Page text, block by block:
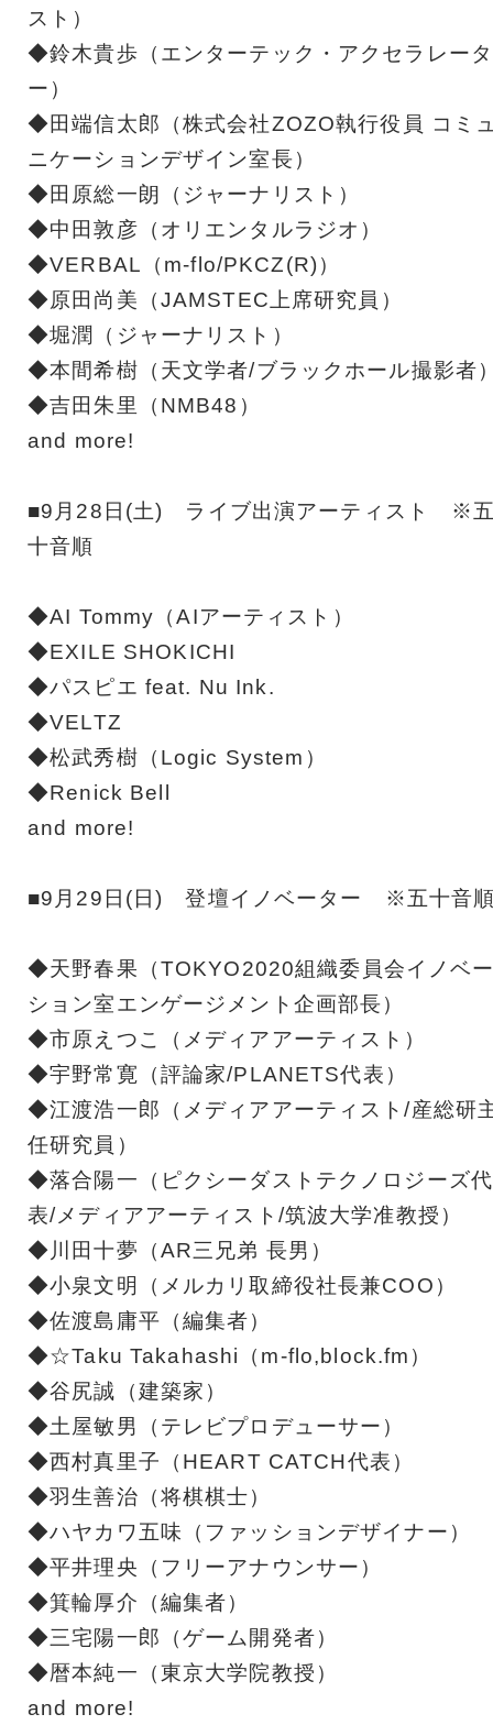
スト）
◆鈴木貴歩（エンターテック・アクセラレータ
ー）
◆田端信太郎（株式会社ZOZO執行役員 コミ
ニケーションデザイン室長）
◆田原総一朗（ジャーナリスト）
◆中田敦彦（オリエンタルラジオ）
◆VERBAL（m-flo/PKCZ(R)）
◆原田尚美（JAMSTEC上席研究員）
◆堀潤（ジャーナリスト）
◆本間希樹（天文学者/ブラックホール撮影者
◆吉田朱里（NMB48）
and more!
■9月28日(土) ライブ出演アーティスト ※
十音順
◆AI Tommy（AIアーティスト）
◆EXILE SHOKICHI
◆パスピエ feat. Nu Ink.
◆VELTZ
◆松武秀樹（Logic System）
◆Renick Bell
and more!
■9月29日(日) 登壇イノベーター ※五十音
◆天野春果（TOKYO2020組織委員会イノベ
ション室エンゲージメント企画部長）
◆市原えつこ（メディアアーティスト）
◆宇野常寛（評論家/PLANETS代表）
◆江渡浩一郎（メディアアーティスト/産総研
任研究員）
◆落合陽一（ピクシーダストテクノロジーズ代
表/メディアアーティスト/筑波大学准教授）
◆川田十夢（AR三兄弟 長男）
◆小泉文明（メルカリ取締役社長兼COO）
◆佐渡島庸平（編集者）
◆☆Taku Takahashi（m-flo,block.fm）
◆谷尻誠（建築家）
◆土屋敏男（テレビプロデューサー）
◆西村真里子（HEART CATCH代表）
◆羽生善治（将棋棋士）
◆ハヤカワ五味（ファッションデザイナー）
◆平井理央（フリーアナウンサー）
◆箕輪厚介（編集者）
◆三宅陽一郎（ゲーム開発者）
◆暦本純一（東京大学院教授）
and more!